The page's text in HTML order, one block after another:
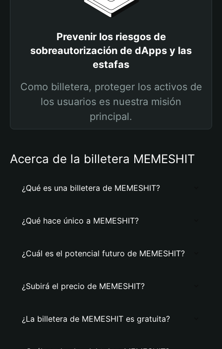
Prevenir los riesgos de
sobreautorización de dApps y las
estafas
Como billetera, proteger los activos de
los usuarios es nuestra misión
principal.
Acerca de la billetera MEMESHIT
¿Qué es una billetera de MEMESHIT?
¿Qué hace único a MEMESHIT?
¿Cuál es el potencial futuro de MEMESHIT?
¿Subirá el precio de MEMESHIT?
¿La billetera de MEMESHIT es gratuita?